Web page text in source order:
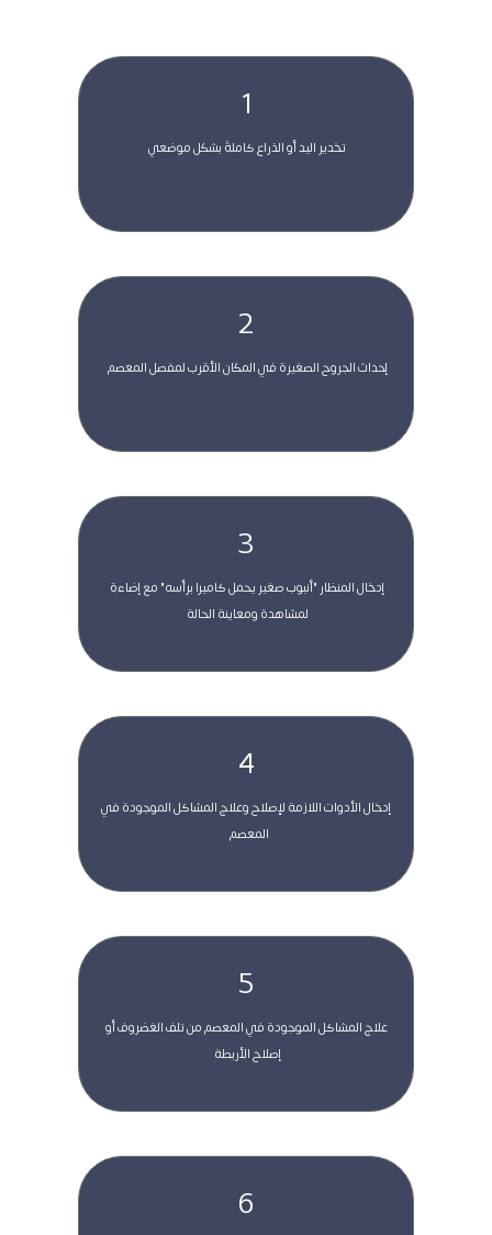
1
2
إحداث الجروح الصغيرة في المكان الأقرب لمفصل المعصم
3
إدخال المنظار "أنبوب صغير يحمل كاميرا برأسه" مع إضاءة
لمشاهدة ومعاينة الحالة
4
إدخال الأدوات اللازمة لإصلاح وعلاج المشاكل الموجودة في
المعصم
5
علاج المشاكل الموجودة في المعصم من تلف الغضروف أو
إصلاح الأربطة
6